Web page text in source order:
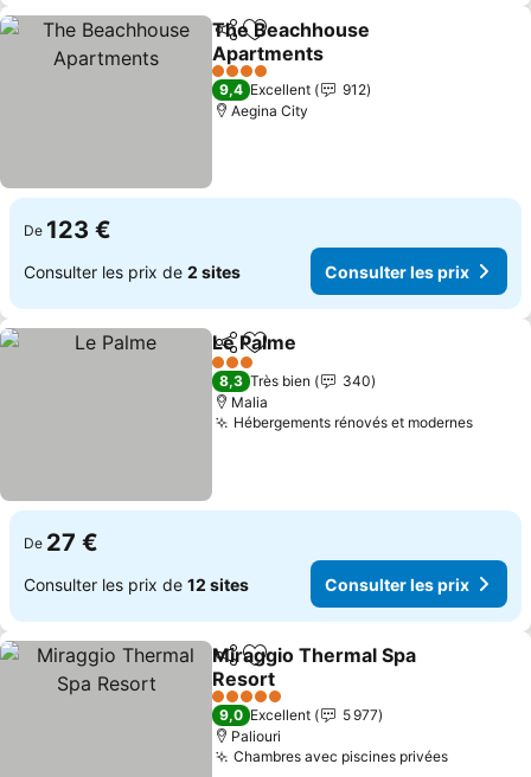
PartagerAjouter à mes favoris
The Beachhouse
Apartments
Consulter les prix
4 Étoiles
9,4 Excellent
912
Aegina City
De 123 €
Consulter les prix de 2 sites Consulter les prix
PartagerAjouter à mes favoris
Le Palme
3 Étoiles
8,3 Très bien
340
Malia
Hébergements rénovés et modernes
De 27 €
Consulter les prix de 12 sites Consulter les prix
PartagerAjouter à mes favoris
Miraggio Thermal Spa
Resort
Consulter les prix
5 Étoiles
9,0 Excellent
5 977
Paliouri
Chambres avec piscines privées